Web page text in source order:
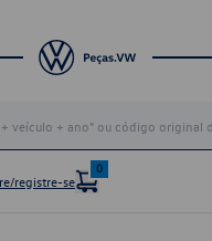
registre-se
0